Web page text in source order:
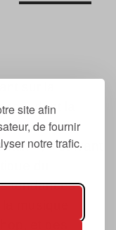
site afin
de fournir
notre trafic.
sur la
dont la
», « suivant
du
tendances
musique
et des